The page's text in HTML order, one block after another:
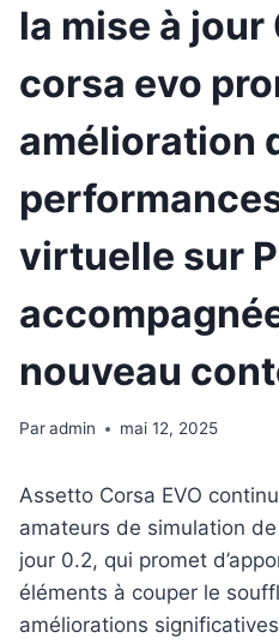
la mise à jour
corsa evo
amélioration
virtuelle sur
nouveau
Paradmin mai 12, 2025
Assetto Corsa EVO
amateurs de simulation
jour 0.2, qui promet
éléments à couper le
améliorations